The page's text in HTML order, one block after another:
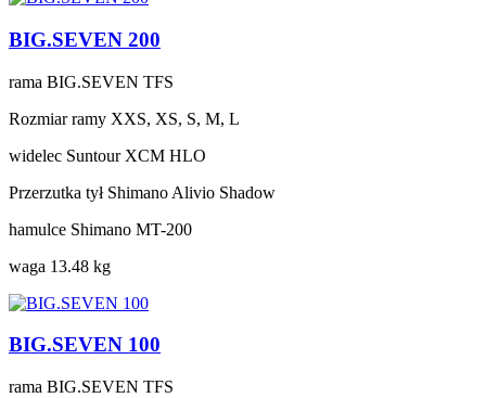
BIG.SEVEN 200
rama BIG.SEVEN TFS
Rozmiar ramy XXS, XS, S, M, L
widelec Suntour XCM HLO
Przerzutka tył Shimano Alivio Shadow
hamulce Shimano MT-200
waga 13.48 kg
BIG.SEVEN 100
rama BIG.SEVEN TFS